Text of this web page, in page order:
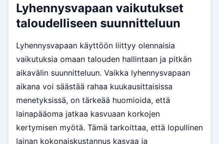
Lyhennysvapaan vaikutukset
taloudelliseen suunnitteluun
Lyhennysvapaan käyttöön liittyy olennaisia
vaikutuksia omaan talouden hallintaan ja pitkän
aikavälin suunnitteluun. Vaikka lyhennysvapaan
aikana voi säästää rahaa kuukausittaisissa
menetyksissä, on tärkeää huomioida, että
lainapääoma jatkaa kasvuaan korkojen
kertymisen myötä. Tämä tarkoittaa, että lopullinen
lainan kokonaiskustannus kasvaa ja